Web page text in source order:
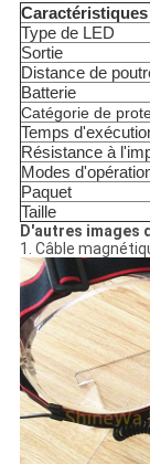
Caractéristiques
Type de LED
Sortie
Distance de
Batterie
Catégorie de
Temps
Résistance à
Modes
Paquet
Taille
D'autres images
1. Câble